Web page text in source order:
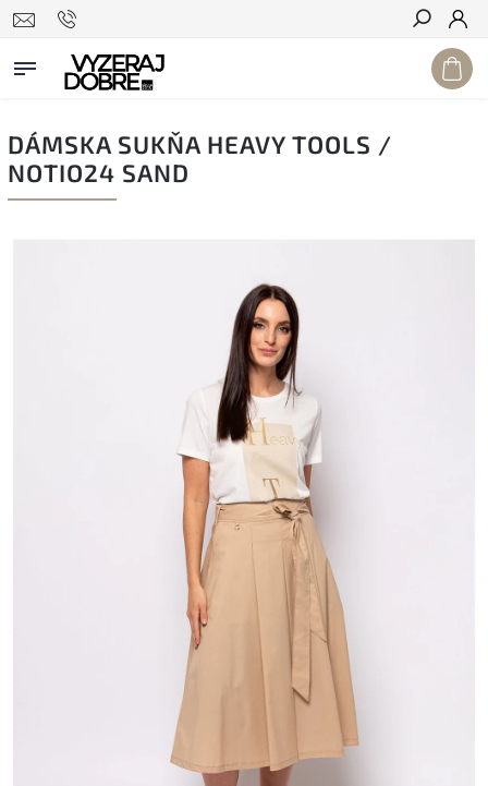
Hľadať
DÁMSKA SUKŇA HEAVY TOOLS /
NOTIO24 SAND